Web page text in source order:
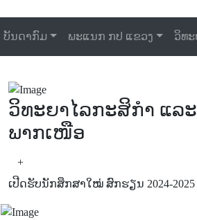
ບັນດາກົມ ພະແນກ ກປ ແຂວງ ວິທະ
ວິທະຍາໄລກະສິກຳ ແລ
ພາກເໜືອ
+
ເປີດຮັບນັກສຶກສາໃໝ່ ສົກຮຽນ 2024-2025